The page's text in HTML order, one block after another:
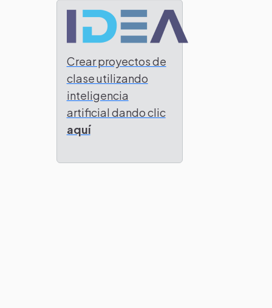
Crear proyectos de
clase utilizando
inteligencia
artificial dando clic
aquí